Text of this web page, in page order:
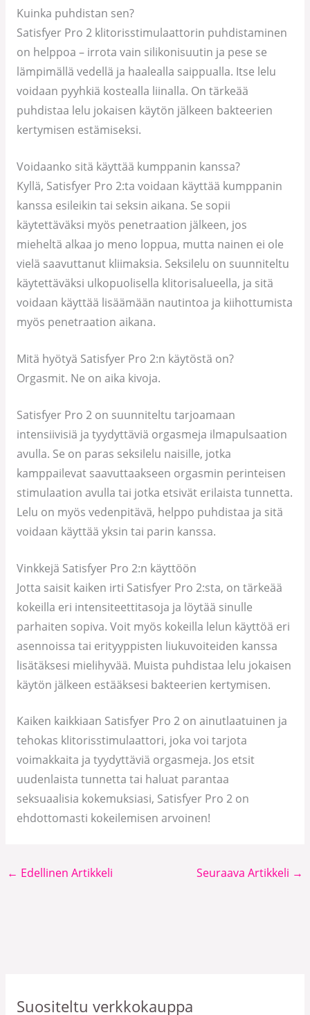
Kuinka puhdistan sen?
Satisfyer Pro 2 klitorisstimulaattorin puhdistaminen
on helppoa – irrota vain silikonisuutin ja pese se
lämpimällä vedellä ja haalealla saippualla. Itse lelu
voidaan pyyhkiä kostealla liinalla. On tärkeää
puhdistaa lelu jokaisen käytön jälkeen bakteerien
kertymisen estämiseksi.
Voidaanko sitä käyttää kumppanin kanssa?
Kyllä, Satisfyer Pro 2:ta voidaan käyttää kumppanin
kanssa esileikin tai seksin aikana. Se sopii
käytettäväksi myös penetraation jälkeen, jos
mieheltä alkaa jo meno loppua, mutta nainen ei ole
vielä saavuttanut kliimaksia. Seksilelu on suunniteltu
käytettäväksi ulkopuolisella klitorisalueella, ja sitä
voidaan käyttää lisäämään nautintoa ja kiihottumista
myös penetraation aikana.
Mitä hyötyä Satisfyer Pro 2:n käytöstä on?
Orgasmit. Ne on aika kivoja.
Satisfyer Pro 2 on suunniteltu tarjoamaan
intensiivisiä ja tyydyttäviä orgasmeja ilmapulsaation
avulla. Se on paras seksilelu naisille, jotka
kamppailevat saavuttaakseen orgasmin perinteisen
stimulaation avulla tai jotka etsivät erilaista tunnetta.
Lelu on myös vedenpitävä, helppo puhdistaa ja sitä
voidaan käyttää yksin tai parin kanssa.
Vinkkejä Satisfyer Pro 2:n käyttöön
Jotta saisit kaiken irti Satisfyer Pro 2:sta, on tärkeää
kokeilla eri intensiteettitasoja ja löytää sinulle
parhaiten sopiva. Voit myös kokeilla lelun käyttöä eri
asennoissa tai erityyppisten liukuvoiteiden kanssa
lisätäksesi mielihyvää. Muista puhdistaa lelu jokaisen
käytön jälkeen estääksesi bakteerien kertymisen.
Kaiken kaikkiaan Satisfyer Pro 2 on ainutlaatuinen ja
tehokas klitorisstimulaattori, joka voi tarjota
voimakkaita ja tyydyttäviä orgasmeja. Jos etsit
uudenlaista tunnetta tai haluat parantaa
seksuaalisia kokemuksiasi, Satisfyer Pro 2 on
ehdottomasti kokeilemisen arvoinen!
← Edellinen Artikkeli Seuraava Artikkeli →
Suositeltu verkkokauppa